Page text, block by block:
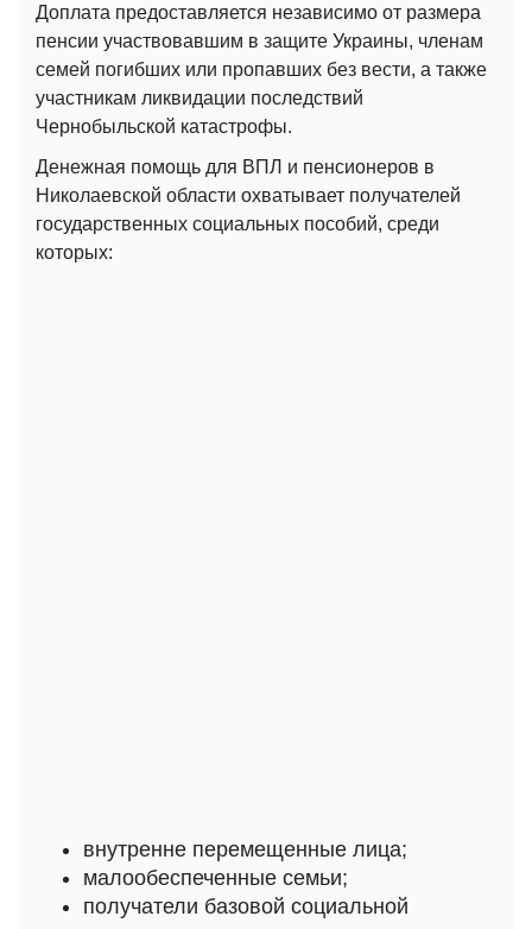
Доплата предоставляется независимо от размера
пенсии участвовавшим в защите Украины, членам
семей погибших или пропавших без вести, а также
участникам ликвидации последствий
Чернобыльской катастрофы.
Денежная помощь для ВПЛ и пенсионеров в
Николаевской области охватывает получателей
государственных социальных пособий, среди
которых:
внутренне перемещенные лица;
малообеспеченные семьи;
получатели базовой социальной